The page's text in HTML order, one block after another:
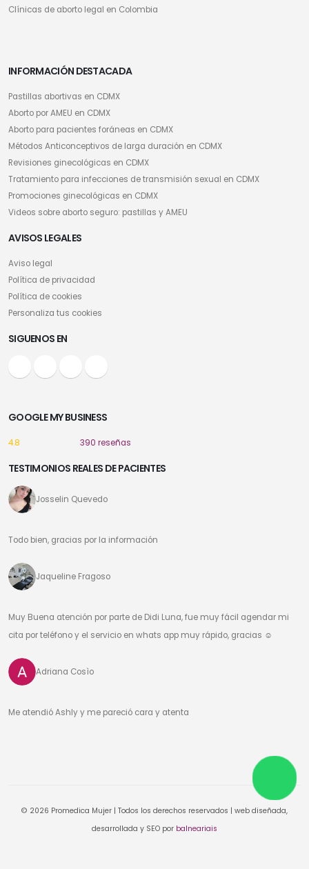
Clínicas de aborto legal en Colombia
INFORMACIÓN DESTACADA
Pastillas abortivas en CDMX
Aborto por AMEU en CDMX
Aborto para pacientes foráneas en CDMX
Métodos Anticonceptivos de larga duración en CDMX
Revisiones ginecológicas en CDMX
Tratamiento para infecciones de transmisión sexual en CDMX
Promociones ginecológicas en CDMX
Videos sobre aborto seguro: pastillas y AMEU
AVISOS LEGALES
Aviso legal
Política de privacidad
Política de cookies
Personaliza tus cookies
SIGUENOS EN
GOOGLE MY BUSINESS
4.8 390 reseñas
TESTIMONIOS REALES DE PACIENTES
Josselin Quevedo
Todo bien, gracias por la información
Jaqueline Fragoso
Muy Buena atención por parte de Didi Luna, fue muy fácil agendar mi
cita por teléfono y el servicio en whats app muy rápido, gracias ☺️
Adriana Cosìo
Me atendió Ashly y me pareció cara y atenta
© 2026 Promedica Mujer | Todos los derechos reservados | web diseñada,
desarrollada y SEO por balneariais